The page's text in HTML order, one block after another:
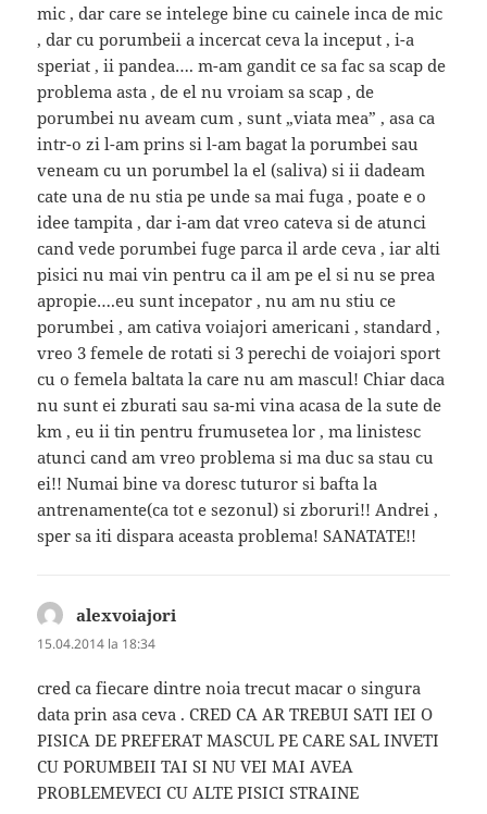
mic , dar care se intelege bine cu cainele inca de mic
, dar cu porumbeii a incercat ceva la inceput , i-a
speriat , ii pandea…. m-am gandit ce sa fac sa scap de
problema asta , de el nu vroiam sa scap , de
porumbei nu aveam cum , sunt „viata mea” , asa ca
intr-o zi l-am prins si l-am bagat la porumbei sau
veneam cu un porumbel la el (saliva) si ii dadeam
cate una de nu stia pe unde sa mai fuga , poate e o
idee tampita , dar i-am dat vreo cateva si de atunci
cand vede porumbei fuge parca il arde ceva , iar alti
pisici nu mai vin pentru ca il am pe el si nu se prea
apropie….eu sunt incepator , nu am nu stiu ce
porumbei , am cativa voiajori americani , standard ,
vreo 3 femele de rotati si 3 perechi de voiajori sport
cu o femela baltata la care nu am mascul! Chiar daca
nu sunt ei zburati sau sa-mi vina acasa de la sute de
km , eu ii tin pentru frumusetea lor , ma linistesc
atunci cand am vreo problema si ma duc sa stau cu
ei!! Numai bine va doresc tuturor si bafta la
antrenamente(ca tot e sezonul) si zboruri!! Andrei ,
sper sa iti dispara aceasta problema! SANATATE!!
alexvoiajori
15.04.2014 la 18:34
cred ca fiecare dintre noia trecut macar o singura
data prin asa ceva . CRED CA AR TREBUI SATI IEI O
PISICA DE PREFERAT MASCUL PE CARE SAL INVETI
CU PORUMBEII TAI SI NU VEI MAI AVEA
PROBLEMEVECI CU ALTE PISICI STRAINE